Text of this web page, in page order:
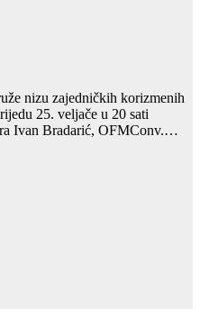
nizu zajedničkih korizmenih
25. veljače u 20 sati
Ivan Bradarić, OFMConv.…